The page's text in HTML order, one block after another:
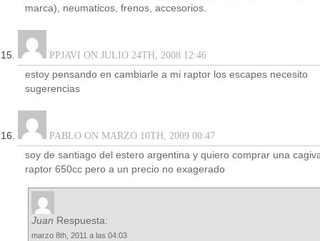
marca), neumaticos, frenos, accesorios.
PPJAVI ON JULIO 24TH, 2008 12:46
estoy pensando en cambiarle a mi raptor los escapes necesito
sugerencias
PABLO ON MARZO 10TH, 2009 00:47
soy de santiago del estero argentina y quiero comprar una
raptor 650cc pero a un precio no exagerado
Juan Respuesta:
marzo 8th, 2011 a las 04:03